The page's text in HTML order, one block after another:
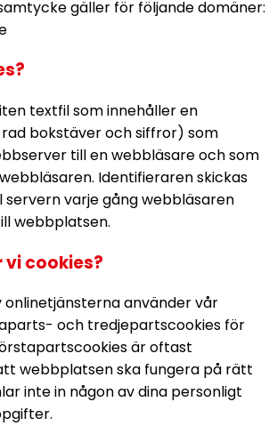
gäller för följande domäner:
textfil som innehåller en
bokstäver och siffror) som
till en webbläsare och som
Identifieraren skickas
servern varje gång webbläsaren
webbplatsen.
vi cookies?
onlinetjänsterna använder vår
och tredjepartscookies för
är oftast
webbplatsen ska fungera på rätt
inte in någon av dina personligt